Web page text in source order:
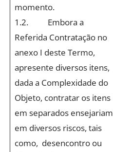
momento.
1.2. Embora a
Referida Contratação no
anexo I deste Termo,
apresente diversos itens,
dada a Complexidade do
Objeto, contratar os itens
em separados ensejariam
em diversos riscos, tais
como, desencontro ou